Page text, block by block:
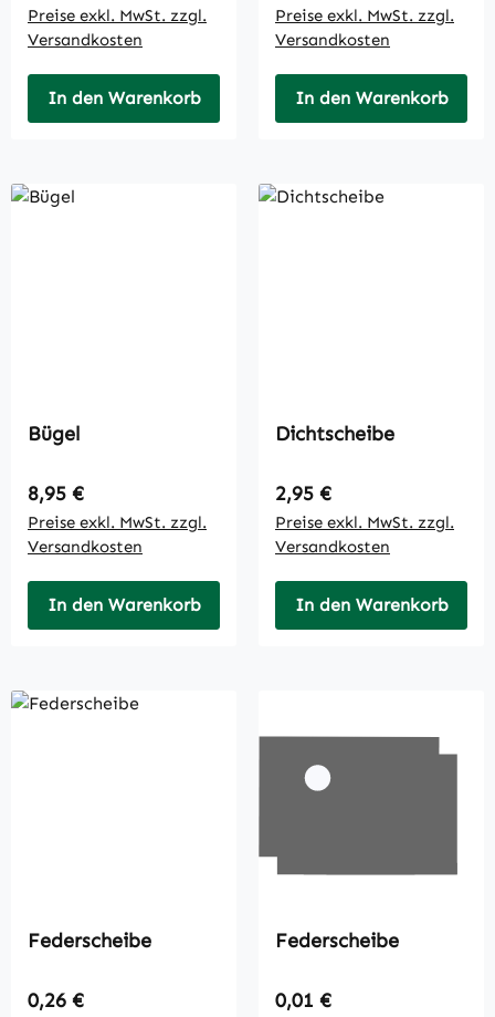
Preise exkl. MwSt. zzgl.
Versandkosten
In den Warenkorb
Preise exkl. MwSt. zzgl.
Versandkosten
In den Warenkorb
Bügel
Regulärer Preis:
8,95 €
Preise exkl. MwSt. zzgl.
Versandkosten
In den Warenkorb
Dichtscheibe
Regulärer Preis:
2,95 €
Preise exkl. MwSt. zzgl.
Versandkosten
In den Warenkorb
Federscheibe
Regulärer Preis:
0,26 €
Federscheibe
Regulärer Preis:
0,01 €